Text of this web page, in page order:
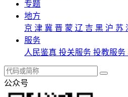
专题
地方
京 津 冀 晋 蒙 辽 吉 黑 沪 苏
服务
人民鉴真 投关服务 投教服务
公众号